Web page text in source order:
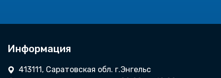
Информация
413111, Саратовская обл. г.Энгельс